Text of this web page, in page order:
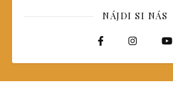
NÁJDI SI NÁS